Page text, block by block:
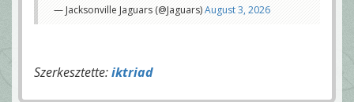
— Jacksonville Jaguars (@Jaguars)August 3, 2026
Szerkesztette:iktriad